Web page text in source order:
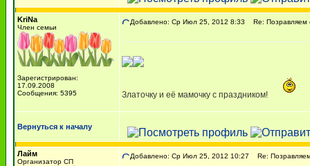
KriNa
Член семьи
Зарегистрирован:
17.09.2008
Сообщения: 5395
Добавлено: Ср Июл 25, 2012 8:33 Re: Позравляем
Златочку и её мамочку с праздником!
Вернуться к началу
Лайм
Организатор СП
Добавлено: Ср Июл 25, 2012 10:27 Re: